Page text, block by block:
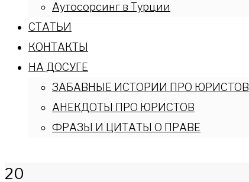
Аутосорсинг в Турции
СТАТЬИ
КОНТАКТЫ
НА ДОСУГЕ
ЗАБАВНЫЕ ИСТОРИИ ПРО ЮРИСТОВ
АНЕКДОТЫ ПРО ЮРИСТОВ
ФРАЗЫ И ЦИТАТЫ О ПРАВЕ
20